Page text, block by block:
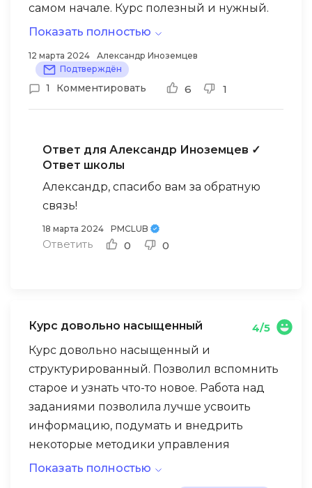
самом начале. Курс полезный и нужный.
Спасибо.
Показать полностью
12 марта 2024
Александр Иноземцев
Подтверждён
1 Комментировать 6 1
Ответ для Александр Иноземцев ✓
Ответ школы
Александр, спасибо вам за обратную
связь!
18 марта 2024 PMCLUB
Ответить 0 0
Курс довольно насыщенный
4/5
Курс довольно насыщенный и
структурированный. Позволил вспомнить
старое и узнать что-то новое. Работа над
заданиями позволила лучше усвоить
информацию, подумать и внедрить
некоторые методики управления
рисками на текущем проекте.
Показать полностью